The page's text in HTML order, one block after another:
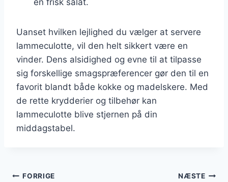
Uanset hvilken lejlighed du vælger at servere
lammeculotte, vil den helt sikkert være en
vinder. Dens alsidighed og evne til at tilpasse
sig forskellige smagspræferencer gør den til en
favorit blandt både kokke og madelskere. Med
de rette krydderier og tilbehør kan
lammeculotte blive stjernen på din
middagstabel.
FORRIGE NÆSTE